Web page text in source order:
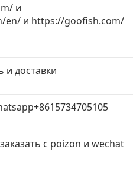
и
en/ и https://goofish.com/
и доставки
с poizon и wechat